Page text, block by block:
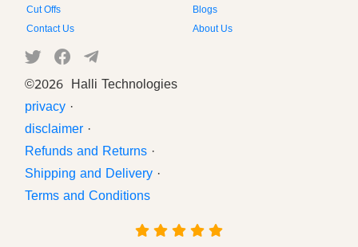
Cut Offs
Blogs
Contact Us
About Us
©2026 Halli Technologies
privacy ·
disclaimer ·
Refunds and Returns ·
Shipping and Delivery ·
Terms and Conditions